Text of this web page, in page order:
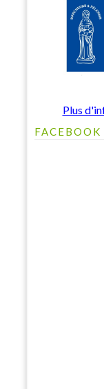
Plus
FACEBOOK